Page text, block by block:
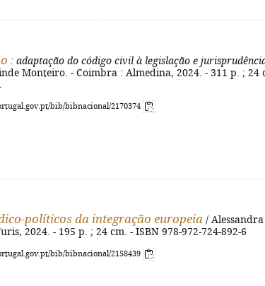
: adaptação do código civil à legislação e
Monteiro. - Coimbra : Almedina, 2024. - 311 p. ; 24
bib/bibnacional/2170374
políticos da integração europeia / Alessandra
2024. - 195 p. ; 24 cm. - ISBN 978-972-724-892-6
bib/bibnacional/2158439